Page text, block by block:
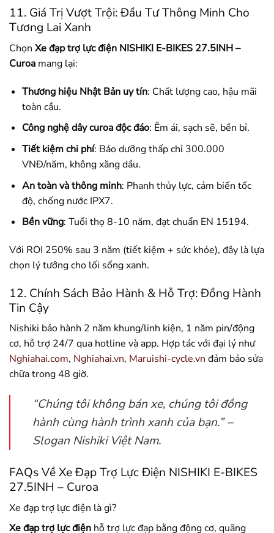
11. Giá Trị Vượt Trội: Đầu Tư Thông Minh Cho
Tương Lai Xanh
Chọn Xe đạp trợ lực điện NISHIKI E-BIKES 27.5INH –
Curoa mang lại:
Thương hiệu Nhật Bản uy tín: Chất lượng cao, hậu mãi
toàn cầu.
Công nghệ dây curoa độc đáo: Êm ái, sạch sẽ, bền bỉ.
Tiết kiệm chi phí: Bảo dưỡng thấp chỉ 300.000
VNĐ/năm, không xăng dầu.
An toàn và thông minh: Phanh thủy lực, cảm biến tốc
độ, chống nước IPX7.
Bền vững: Tuổi thọ 8-10 năm, đạt chuẩn EN 15194.
Với ROI 250% sau 3 năm (tiết kiệm + sức khỏe), đây là lựa
chọn lý tưởng cho lối sống xanh.
12. Chính Sách Bảo Hành & Hỗ Trợ: Đồng Hành
Tin Cậy
Nishiki bảo hành 2 năm khung/linh kiện, 1 năm pin/động
cơ, hỗ trợ 24/7 qua hotline và app. Hợp tác với đại lý như
Nghiahai.com, Nghiahai.vn, Maruishi-cycle.vn đảm bảo sửa
chữa trong 48 giờ.
“Chúng tôi không bán xe, chúng tôi đồng
hành cùng hành trình xanh của bạn.” –
Slogan Nishiki Việt Nam.
FAQs Về Xe Đạp Trợ Lực Điện NISHIKI E-BIKES
27.5INH – Curoa
Xe đạp trợ lực điện là gì?
Xe đạp trợ lực điện hỗ trợ lực đạp bằng động cơ, quãng